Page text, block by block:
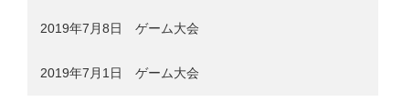
2019年7月8日 ゲーム大会
2019年7月1日 ゲーム大会